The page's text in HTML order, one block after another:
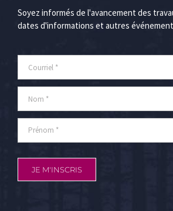
Soyez informés de l'avancement des
dates d'informations et autres